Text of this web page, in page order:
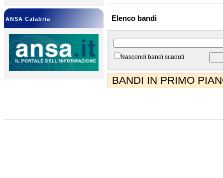
Elenco bandi
Nascondi bandi scaduti
BANDI IN PRIMO
ANSA Calabria